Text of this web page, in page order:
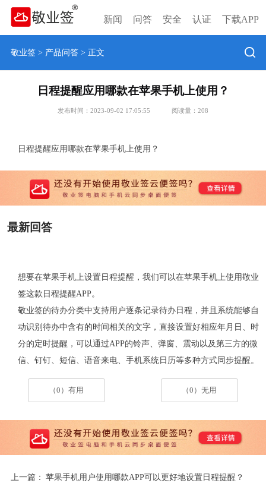
新闻 问答 安全 认证 下载APP
敬业签> 产品问答> 正文
日程提醒应用哪款在苹果手机上使用？
发布时间：2023-09-02 17:05:55 阅读量： 208
日程提醒应用哪款在苹果手机上使用？
最新回答
想要在苹果手机上设置日程提醒，我们可以在苹果手机上使用敬业
签这款日程提醒APP。
敬业签的待办分类中支持用户逐条记录待办日程，并且系统能够自
动识别待办中含有的时间相关的文字，直接设置好相应年月日、时
分的定时提醒，可以通过APP的铃声、弹窗、震动以及第三方的微
信、钉钉、短信、语音来电、手机系统日历等多种方式同步提醒。
（0）有用 （0）无用
上一篇： 苹果手机用户使用哪款APP可以更好地设置日程提醒？